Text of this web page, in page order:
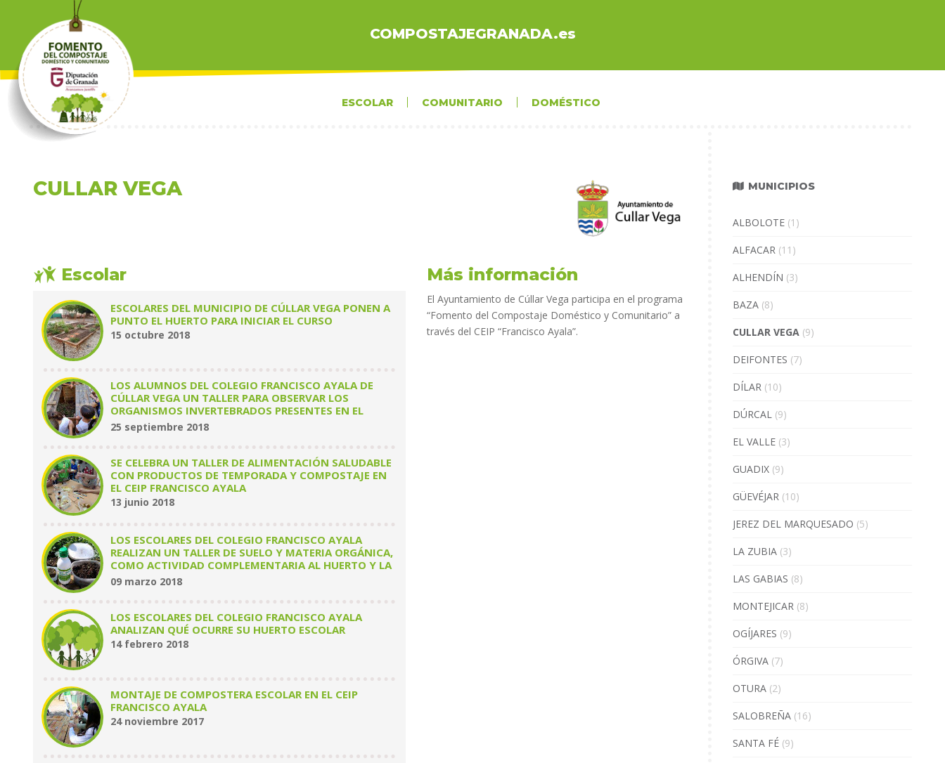
t
COMPOSTAJEGRANADA.es
ESCOLAR COMUNITARIO DOMÉSTICO
CULLAR VEGA
Escolar
ESCOLARES DEL MUNICIPIO DE CÚLLAR VEGA PONEN A
PUNTO EL HUERTO PARA INICIAR EL CURSO
15 octubre 2018
LOS ALUMNOS DEL COLEGIO FRANCISCO AYALA DE
CÚLLAR VEGA UN TALLER PARA OBSERVAR LOS
ORGANISMOS INVERTEBRADOS PRESENTES EN EL
COMPOST DE SU HUERTO ESCOLAR
25 septiembre 2018
SE CELEBRA UN TALLER DE ALIMENTACIÓN SALUDABLE
CON PRODUCTOS DE TEMPORADA Y COMPOSTAJE EN
EL CEIP FRANCISCO AYALA
13 junio 2018
LOS ESCOLARES DEL COLEGIO FRANCISCO AYALA
REALIZAN UN TALLER DE SUELO Y MATERIA ORGÁNICA,
COMO ACTIVIDAD COMPLEMENTARIA AL HUERTO Y LA
COMPOSTERA ESCOLAR
09 marzo 2018
LOS ESCOLARES DEL COLEGIO FRANCISCO AYALA
ANALIZAN QUÉ OCURRE SU HUERTO ESCOLAR
14 febrero 2018
MONTAJE DE COMPOSTERA ESCOLAR EN EL CEIP
FRANCISCO AYALA
24 noviembre 2017
Más información
El Ayuntamiento de Cúllar Vega participa en el programa
“Fomento del Compostaje Doméstico y Comunitario” a
través del CEIP “Francisco Ayala”.
MUNICIPIOS
ALBOLOTE (1)
ALFACAR (11)
ALHENDÍN (3)
BAZA (8)
CULLAR VEGA (9)
DEIFONTES (7)
DÍLAR (10)
DÚRCAL (9)
EL VALLE (3)
GUADIX (9)
GÜEVÉJAR (10)
JEREZ DEL MARQUESADO (5)
LA ZUBIA (3)
LAS GABIAS (8)
MONTEJICAR (8)
OGÍJARES (9)
ÓRGIVA (7)
OTURA (2)
SALOBREÑA (16)
SANTA FÉ (9)